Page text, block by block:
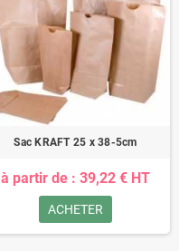
Sac KRAFT 25 x 38-5cm
à partir de : 39,22 € HT
ACHETER